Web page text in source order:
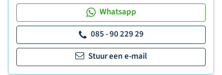
Whatsapp
085 - 90 229 29
Stuur een e-mail